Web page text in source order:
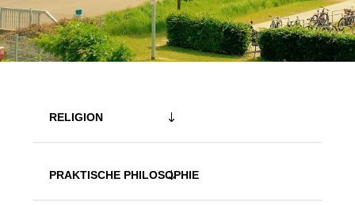
RELIGION
PRAKTISCHE PHILOSOPHIE